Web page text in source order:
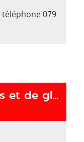
079
Collecte de châtaignes et de glands